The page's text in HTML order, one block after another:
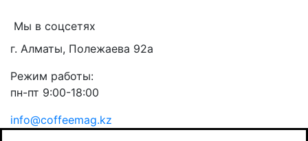
Мы в соцсетях
г. Алматы, Полежаева 92а
Режим работы:
пн-пт 9:00-18:00
info@coffeemag.kz